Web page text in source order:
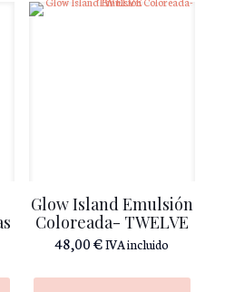
Glow Island Emulsión
Coloreada- TWELVE
48,00€IVA incluido